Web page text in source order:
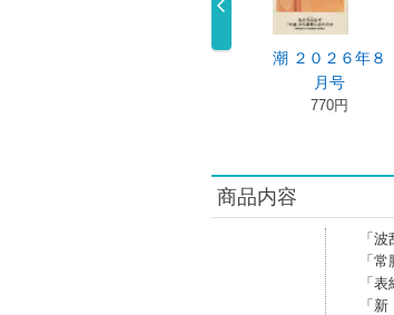
世界 ２０２４年
潮 ２０２６年８
月号
770円
商品内容
「
「
「
「